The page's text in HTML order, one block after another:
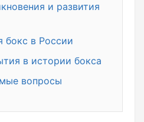
и развития
бокс в России
в истории бокса
вопросы